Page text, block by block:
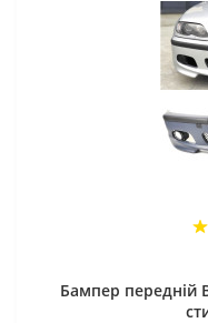
Бампер передній